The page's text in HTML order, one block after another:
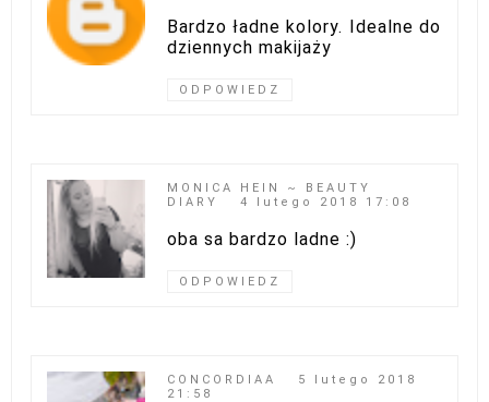
Bardzo ładne kolory. Idealne do
dziennych makijaży
ODPOWIEDZ
MONICA HEIN ~ BEAUTY
DIARY
4 lutego 2018 17:08
oba sa bardzo ladne :)
ODPOWIEDZ
CONCORDIAA
5 lutego 2018
21:58